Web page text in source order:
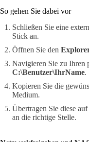
So gehen Sie dabei vor
Schließen Sie eine
Stick an.
Öffnen Sie den
Navigieren Sie zu Ihren
C:\Benutzer\IhrName.
Kopieren Sie die
Medium.
Übertragen Sie diese
an die richtige Stelle.